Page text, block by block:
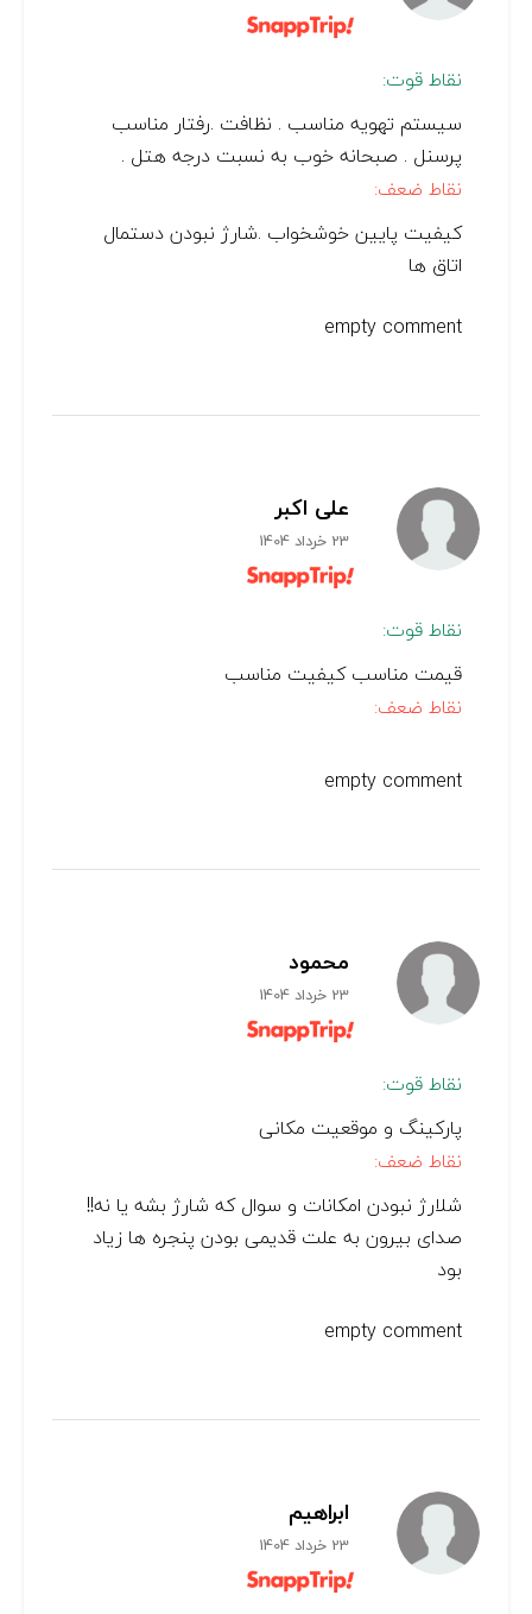
نقاط قوت:
سیستم تهویه مناسب . نظافت .رفتار مناسب
پرسنل . صبحانه خوب به نسبت درجه هتل .
نقاط ضعف:
کیفیت پایین خوشخواب .شارژ نبودن دستمال
اتاق ها
empty comment
علی اکبر
23 خرداد 1404
نقاط قوت:
قیمت مناسب کیفیت مناسب
نقاط ضعف:
empty comment
محمود
23 خرداد 1404
نقاط قوت:
پارکینگ و موقعیت مکانی
نقاط ضعف:
شلارژ نبودن امکانات و سوال که شارژ بشه یا نه!!
صدای بیرون به علت قدیمی بودن پنجره ها زیاد
بود
empty comment
ابراهیم
23 خرداد 1404